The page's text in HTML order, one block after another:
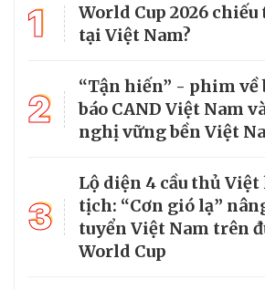
1
World Cup 2026
tại Việt Nam?
2
“Tận hiến” - phim
báo CAND Việt Nam
nghị vững bền Việt
3
Lộ diện 4 cầu thủ
tịch: “Cơn gió lạ”
tuyển Việt Nam trên
World Cup